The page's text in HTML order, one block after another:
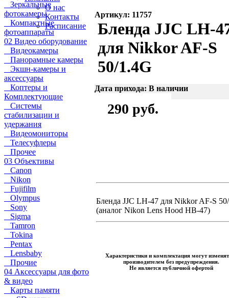
О нас
Контакты
Расписание
Зеркальные
фотокамеры
Компактные
фотоаппараты
02 Видео оборудование
Видеокамеры
Панорамные камеры
Экшн-камеры и
аксессуары
Коптеры и
Комплектующие
Системы
стабилизации и
удержания
Видеомониторы
Телесуфлеры
Прочее
03 Объективы
Canon
Nikon
Fujifilm
Olympus
Sony
Sigma
Tamron
Tokina
Pentax
Lensbaby
Прочие
04 Аксессуары для фото
& видео
Карты памяти
Артикул: 11757
Бленда JJC LH-
для Nikkor AF-S
50/1.4G
Дата прихода: В наличии
290 руб.
Бленда JJC LH-47 для Nikkor AF-S
(аналог Nikon Lens Hood HB-47)
Характеристики и комплектация могут
производителем без предупреждения.
Не является публичной офертой